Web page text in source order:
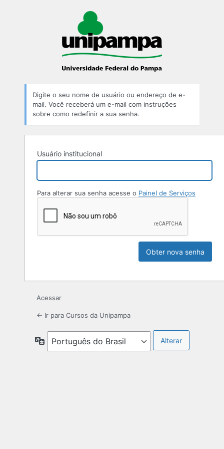
Digite o seu nome de usuário ou endereço de e-
mail. Você receberá um e-mail com instruções
sobre como redefinir a sua senha.
Usuário institucional
Para alterar sua senha acesse o Painel de Serviços
Acessar
← Ir para Cursos da Unipampa
Idioma